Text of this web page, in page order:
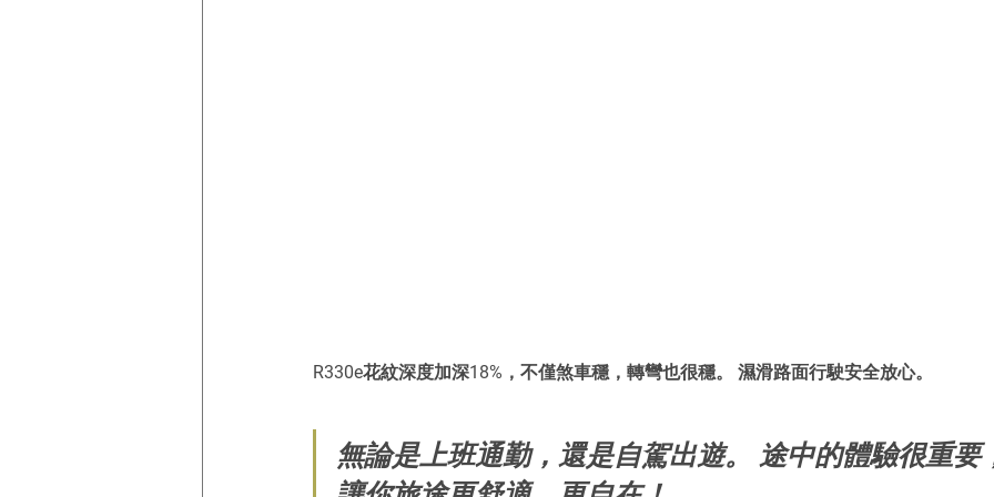
R330e花紋深度加深18%，不僅煞車穩，轉彎也很穩。 濕滑路面行駛安全放心。
無論是上班通勤，還是自駕出遊。 途中的體驗很重要